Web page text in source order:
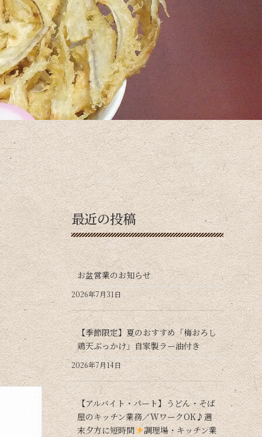
最近の投稿
お盆営業のお知らせ
2026年7月31日
【季節限定】夏のおすすめ「梅おろし
鶏天ぶっかけ」自家製ラー油付き
2026年7月14日
【アルバイト・パート】うどん・そば
屋のキッチン業務／WワークOK♪週
末夕方に短時間
調理場・キッチン業